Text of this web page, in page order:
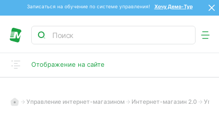
Записаться на обучение по системе управления! Хочу Демо-Тур
Отображение на сайте
Управление интернет-магазином Интернет-магазин 2.0